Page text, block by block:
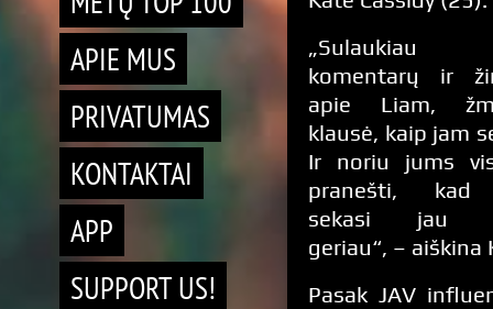
APIE MUS
PRIVATUMAS
KONTAKTAI
APP
SUPPORT US!
„Sulaukiau
komentarų ir
apie Liam,
klausė, kaip jam
Ir noriu jums
pranešti, kad
sekasi jau
geriau“, – aiškina
Pasak JAV